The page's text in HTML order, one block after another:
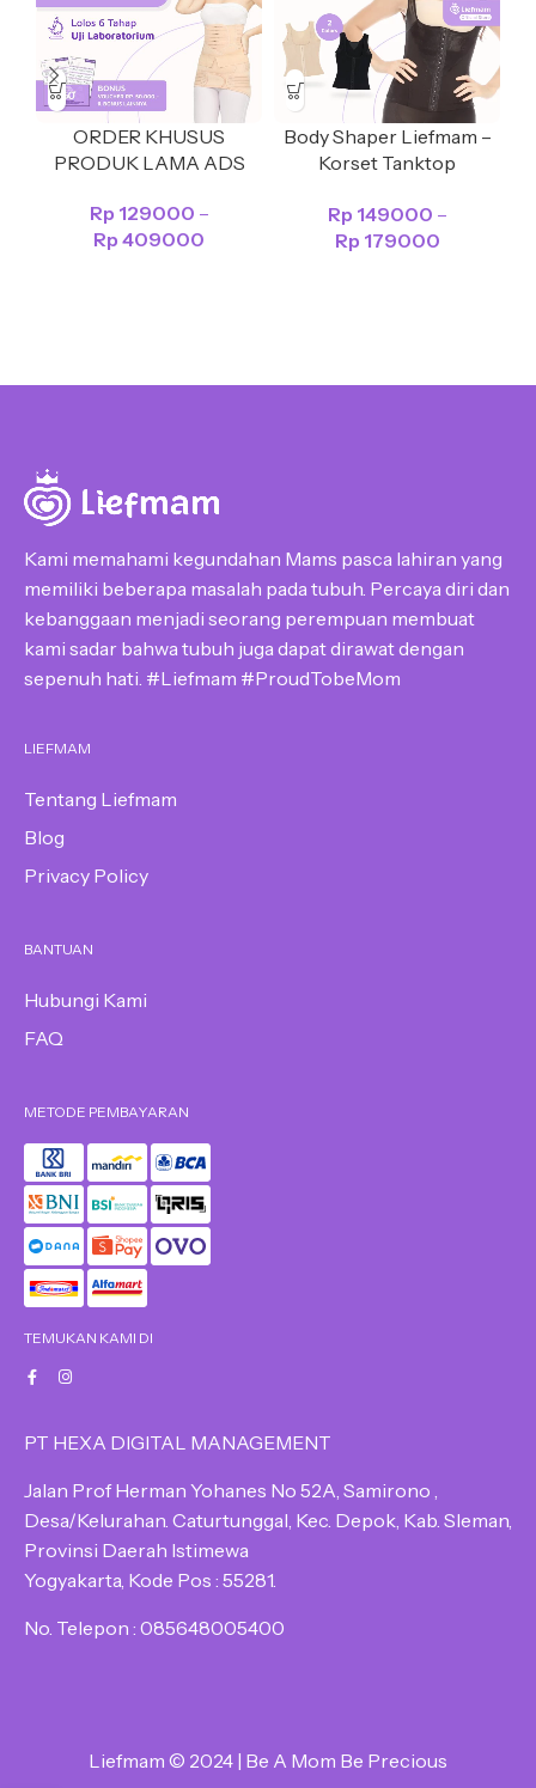
ORDER KHUSUS
PRODUK LAMA ADS
Rp 129000 –
Rp 409000
Body Shaper Liefmam –
Korset Tanktop
Pengecil Perut
Rp 149000 –
Rp 179000
Kami memahami kegundahan Mams pasca lahiran yang
memiliki beberapa masalah pada tubuh. Percaya diri dan
kebanggaan menjadi seorang perempuan membuat
kami sadar bahwa tubuh juga dapat dirawat dengan
sepenuh hati. #Liefmam #ProudTobeMom
LIEFMAM
Tentang Liefmam
Blog
Privacy Policy
BANTUAN
Hubungi Kami
FAQ
METODE PEMBAYARAN
TEMUKAN KAMI DI
PT HEXA DIGITAL MANAGEMENT
Jalan Prof Herman Yohanes No 52A, Samirono ,
Desa/Kelurahan. Caturtunggal, Kec. Depok, Kab. Sleman,
Provinsi Daerah Istimewa
Yogyakarta, Kode Pos : 55281.
No. Telepon : 085648005400
Liefmam © 2024 | Be A Mom Be Precious